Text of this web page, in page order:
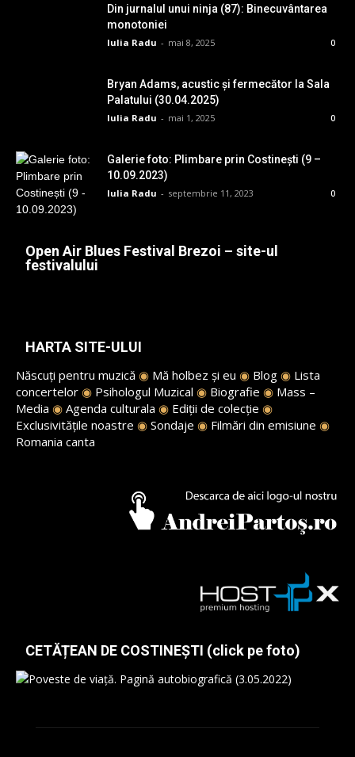
Din jurnalul unui ninja (87): Binecuvântarea
monotoniei
Iulia Radu - mai 8, 2025 0
Bryan Adams, acustic și fermecător la Sala
Palatului (30.04.2025)
Iulia Radu - mai 1, 2025 0
Galerie foto: Plimbare prin Costinești (9 –
10.09.2023)
Iulia Radu - septembrie 11, 2023 0
Open Air Blues Festival Brezoi – site-ul
festivalului
HARTA SITE-ULUI
Născuți pentru muzică ◉ Mă holbez și eu ◉ Blog ◉ Lista
concertelor ◉ Psihologul Muzical ◉ Biografie ◉ Mass –
Media ◉ Agenda culturala ◉ Ediții de colecție ◉
Exclusivitățile noastre ◉ Sondaje ◉ Filmări din emisiune ◉
Romania canta
CETĂȚEAN DE COSTINEȘTI (click pe foto)